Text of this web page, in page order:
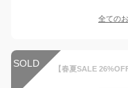
全ての
SOLD